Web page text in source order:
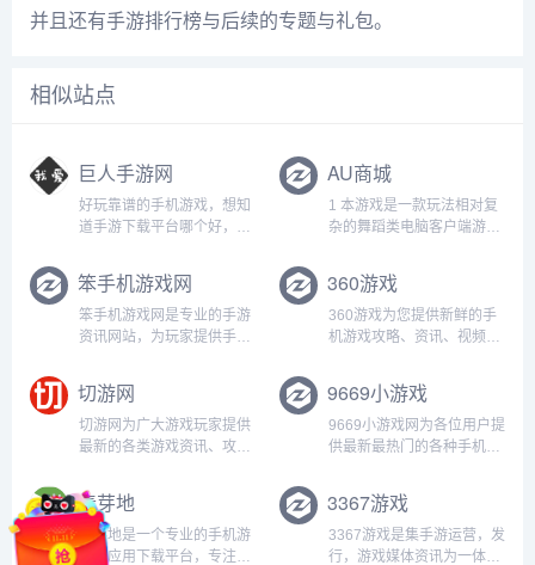
并且还有手游排行榜与后续的专题与礼包。
相似站点
巨人手游网
好玩靠谱的手机游戏，想知
道手游下载平台哪个好，好
靠谱的手机应用app，就来
巨人手游网体验吧！...
AU商城
1 本游戏是一款玩法相对复
杂的舞蹈类电脑客户端游
以上的用户.2 本游戏画面色
彩鲜明、配乐明快．没有设
置主体剧情。游戏中有需要
单人或多人进行的游戏模
笨手机游戏网
笨手机游戏网是专业的手游
资讯网站，为玩家提供手机
攻略及评测，为手机游戏玩
家提供最强的攻略资料！...
360游戏
360游戏为您提供新鲜的手
机游戏攻略、资讯、视频、
优质内容，更有海量游戏活
动、礼包福利你来拿！...
切游网
切游网为广大游戏玩家提供
最新的各类游戏资讯、攻
息。不管是手机游戏、网络
游戏还是单机游戏，好玩的
游戏都在切游网...
9669小游戏
9669小游戏网为各位用户提
供最新最热门的各种手机游
色资源，极速下载通道，旨
在提供一个优质下载资源网
站。...
麦芽地
麦芽地是一个专业的手机游
戏和应用下载平台，专注于
3367游戏
3367游戏是集手游运营，发
行，游戏媒体资讯为一体的